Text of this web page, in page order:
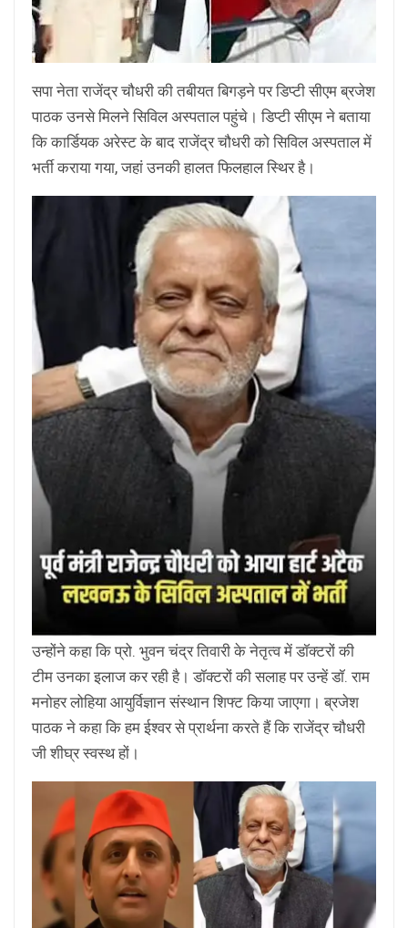
सपा नेता राजेंद्र चौधरी की तबीयत बिगड़ने पर डिप्टी सीएम ब्रजेश
पाठक उनसे मिलने सिविल अस्पताल पहुंचे। डिप्टी सीएम ने बताया
कि कार्डियक अरेस्ट के बाद राजेंद्र चौधरी को सिविल अस्पताल में
भर्ती कराया गया, जहां उनकी हालत फिलहाल स्थिर है।
उन्होंने कहा कि प्रो. भुवन चंद्र तिवारी के नेतृत्व में डॉक्टरों की
टीम उनका इलाज कर रही है। डॉक्टरों की सलाह पर उन्हें डॉ. राम
मनोहर लोहिया आयुर्विज्ञान संस्थान शिफ्ट किया जाएगा। ब्रजेश
पाठक ने कहा कि हम ईश्वर से प्रार्थना करते हैं कि राजेंद्र चौधरी
जी शीघ्र स्वस्थ हों।